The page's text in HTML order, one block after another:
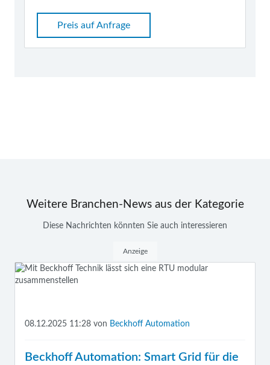
Preis auf Anfrage
Weitere Branchen-News aus der Kategorie
Diese Nachrichten könnten Sie auch interessieren
Anzeige
08.12.2025 11:28 von Beckhoff Automation
Beckhoff Automation: Smart Grid für die